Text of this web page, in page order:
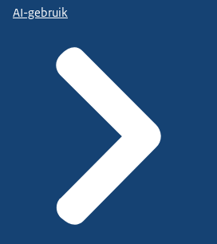
AI-gebruik